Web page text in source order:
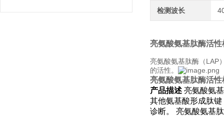
检测波长
亮氨酸氨基肽酶活
亮氨酸氨基肽酶（LAP
的活性。
亮氨酸氨基肽酶活
产品描述 亮氨酸氨
其他氨基酸形成肽
诊断。 亮氨酸氨基